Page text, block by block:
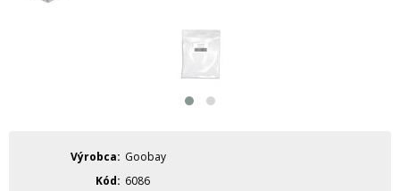
Výrobca
Goobay
Kód
6086